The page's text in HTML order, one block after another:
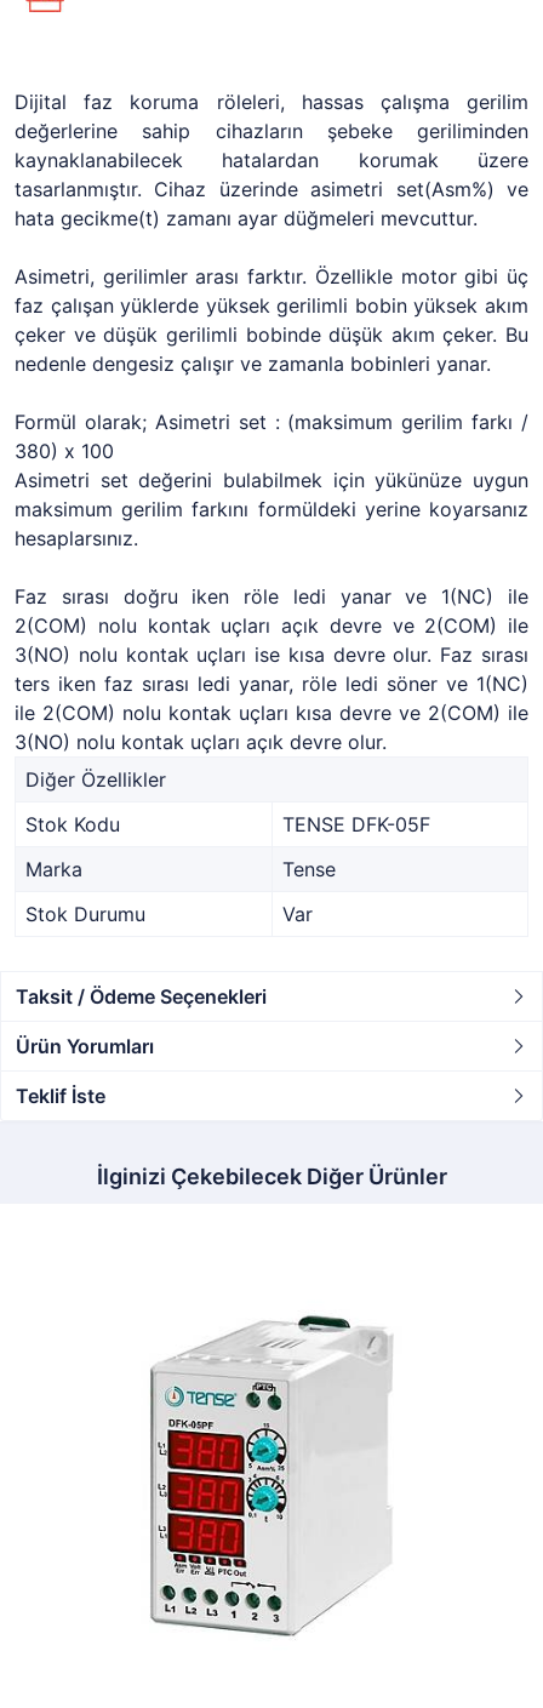
Dijital faz koruma röleleri, hassas çalışma gerilim
değerlerine sahip cihazların şebeke geriliminden
kaynaklanabilecek hatalardan korumak üzere
tasarlanmıştır. Cihaz üzerinde asimetri set(Asm%) ve
hata gecikme(t) zamanı ayar düğmeleri mevcuttur.
Asimetri, gerilimler arası farktır. Özellikle motor gibi üç
faz çalışan yüklerde yüksek gerilimli bobin yüksek akım
çeker ve düşük gerilimli bobinde düşük akım çeker. Bu
nedenle dengesiz çalışır ve zamanla bobinleri yanar.
Formül olarak; Asimetri set : (maksimum gerilim farkı /
380) x 100
Asimetri set değerini bulabilmek için yükünüze uygun
maksimum gerilim farkını formüldeki yerine koyarsanız
hesaplarsınız.
Faz sırası doğru iken röle ledi yanar ve 1(NC) ile
2(COM) nolu kontak uçları açık devre ve 2(COM) ile
3(NO) nolu kontak uçları ise kısa devre olur. Faz sırası
ters iken faz sırası ledi yanar, röle ledi söner ve 1(NC)
ile 2(COM) nolu kontak uçları kısa devre ve 2(COM) ile
3(NO) nolu kontak uçları açık devre olur.
Diğer Özellikler
Stok Kodu
TENSE DFK-05F
Marka
Tense
Stok Durumu
Var
Taksit / Ödeme Seçenekleri
Ürün Yorumları
Teklif İste
İlginizi Çekebilecek Diğer Ürünler